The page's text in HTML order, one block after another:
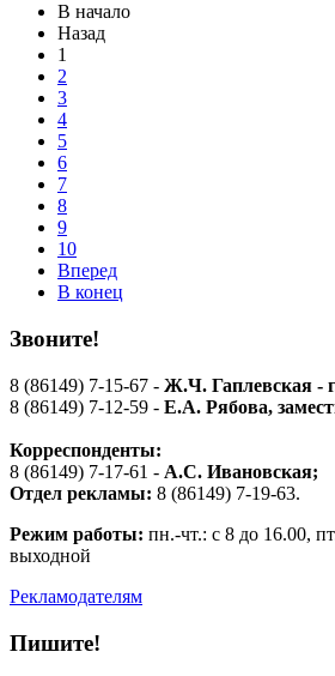
В начало
Назад
1
2
3
4
5
6
7
8
9
10
Вперед
В конец
Звоните!
8 (86149) 7-15-67 - Ж.Ч. Гаплевская -
8 (86149) 7-12-59 - Е.А. Рябова,
Корреспонденты:
8 (86149) 7-17-61 - А.С. Ивановская;
Отдел рекламы: 8 (86149) 7-19-63.
Режим работы: пн.-чт.: с 8 до 16.00,
выходной
Рекламодателям
Пишите!